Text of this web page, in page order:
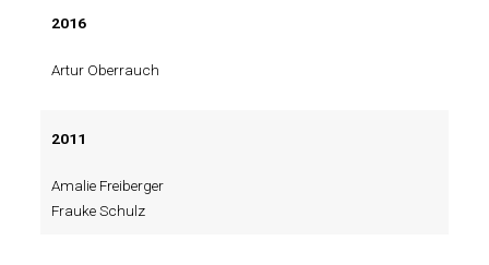
2016
Artur Oberrauch
2011
Amalie Freiberger
Frauke Schulz